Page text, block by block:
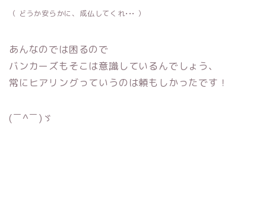
（ どうか安らかに、成仏してくれ••• ）
あんなのでは困るので
バンカーズもそこは意識しているんでしょう、
常にヒアリングっていうのは頼もしかったです！
(￣^￣)ゞ